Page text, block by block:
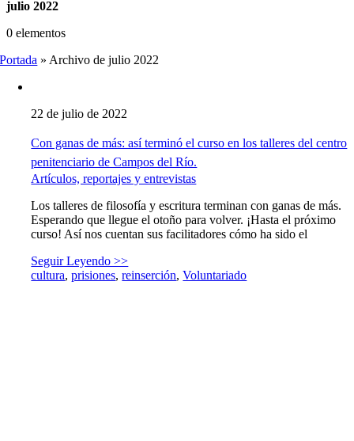
julio 2022
0 elementos
Portada » Archivo de julio 2022
22 de julio de 2022
Con ganas de más: así terminó el curso en los talleres del centro
penitenciario de Campos del Río.
Artículos, reportajes y entrevistas
Los talleres de filosofía y escritura terminan con ganas de más.
Esperando que llegue el otoño para volver. ¡Hasta el próximo
curso! Así nos cuentan sus facilitadores cómo ha sido el
Seguir Leyendo >>
cultura,prisiones,reinserción,Voluntariado